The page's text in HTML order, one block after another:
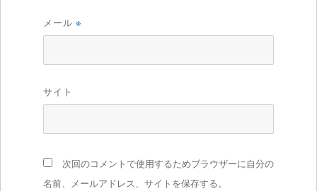
メール ※
サイト
次回のコメントで使用するためブラウザーに自分の
名前、メールアドレス、サイトを保存する。